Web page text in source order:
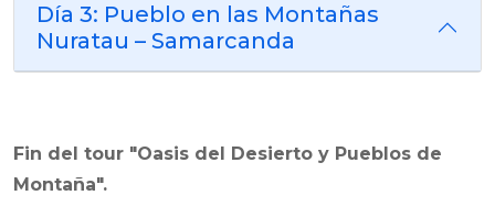
Día 3: Pueblo en las Montañas
Nuratau – Samarcanda
Fin del tour "Oasis del Desierto y Pueblos de
Montaña".